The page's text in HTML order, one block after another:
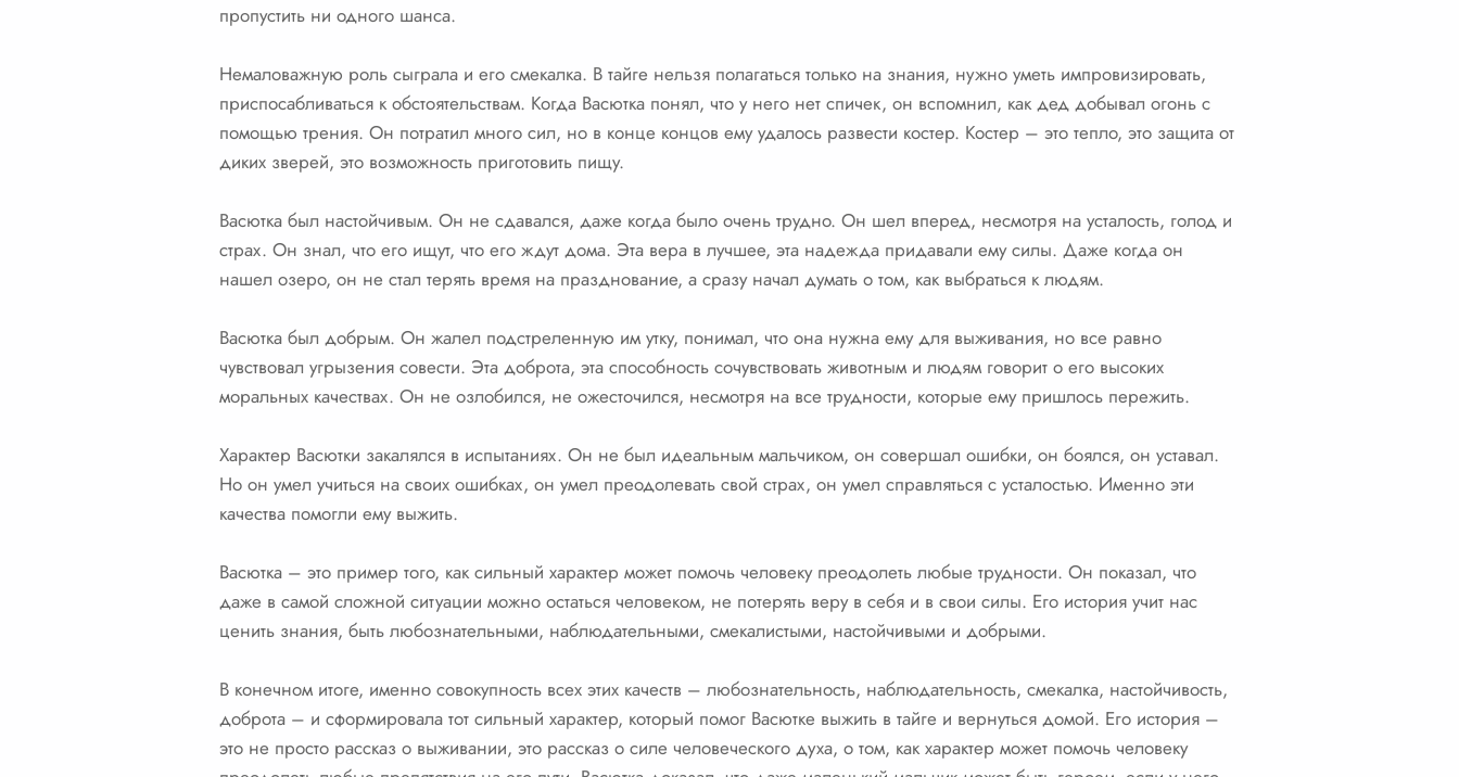
пропустить ни одного шанса.
Немаловажную роль сыграла и его смекалка. В тайге нельзя полагаться только на знания, нужно уметь импровизировать,
приспосабливаться к обстоятельствам. Когда Васютка понял, что у него нет спичек, он вспомнил, как дед добывал огонь с
помощью трения. Он потратил много сил, но в конце концов ему удалось развести костер. Костер – это тепло, это защита от
диких зверей, это возможность приготовить пищу.
Васютка был настойчивым. Он не сдавался, даже когда было очень трудно. Он шел вперед, несмотря на усталость, голод и
страх. Он знал, что его ищут, что его ждут дома. Эта вера в лучшее, эта надежда придавали ему силы. Даже когда он
нашел озеро, он не стал терять время на празднование, а сразу начал думать о том, как выбраться к людям.
Васютка был добрым. Он жалел подстреленную им утку, понимал, что она нужна ему для выживания, но все равно
чувствовал угрызения совести. Эта доброта, эта способность сочувствовать животным и людям говорит о его высоких
моральных качествах. Он не озлобился, не ожесточился, несмотря на все трудности, которые ему пришлось пережить.
Характер Васютки закалялся в испытаниях. Он не был идеальным мальчиком, он совершал ошибки, он боялся, он уставал.
Но он умел учиться на своих ошибках, он умел преодолевать свой страх, он умел справляться с усталостью. Именно эти
качества помогли ему выжить.
Васютка – это пример того, как сильный характер может помочь человеку преодолеть любые трудности. Он показал, что
даже в самой сложной ситуации можно остаться человеком, не потерять веру в себя и в свои силы. Его история учит нас
ценить знания, быть любознательными, наблюдательными, смекалистыми, настойчивыми и добрыми.
В конечном итоге, именно совокупность всех этих качеств – любознательность, наблюдательность, смекалка, настойчивость,
доброта – и сформировала тот сильный характер, который помог Васютке выжить в тайге и вернуться домой. Его история –
это не просто рассказ о выживании, это рассказ о силе человеческого духа, о том, как характер может помочь человеку